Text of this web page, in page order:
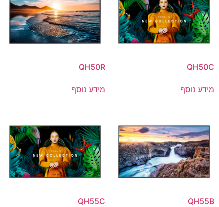
QH50C
מידע נוסף
QH50R
מידע נוסף
QH55B
QH55C